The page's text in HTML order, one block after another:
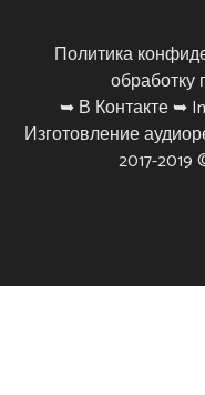
Политика
➥В Контакте➥
Изготовление
2017-2019